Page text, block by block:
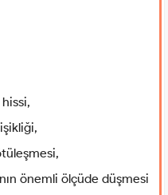
önemli ölçüde düşmesi